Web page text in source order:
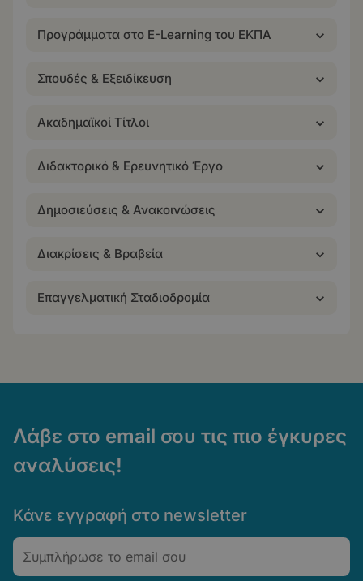
Προγράμματα στο E-Learning του ΕΚΠΑ
Σπουδές & Εξειδίκευση
Ακαδημαϊκοί Τίτλοι
Διδακτορικό & Ερευνητικό Έργο
Δημοσιεύσεις & Ανακοινώσεις
Διακρίσεις & Βραβεία
Επαγγελματική Σταδιοδρομία
Λάβε στο email σου τις πιο έγκυρες
αναλύσεις!
Κάνε εγγραφή στο newsletter
Email